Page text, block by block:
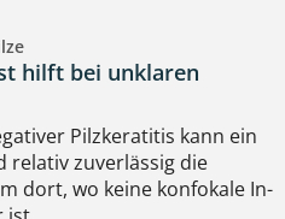
hilft bei unklaren
Pilzkeratitis kann ein
relativ zuverlässig die
dort, wo keine konfokale In-